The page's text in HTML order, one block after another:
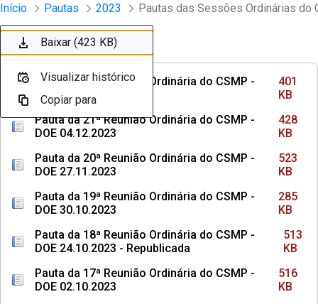
Pular para o Conteúdo principal
Sessões e Reuniões - Documentos
Início Pautas 2023
Ordenar Filtro
Pauta da 22ª Reunião Ordinária do CSMP -
DOE 18.12.2023
401
KB
Pauta da 21ª Reunião Ordinária do CSMP -
DOE 04.12.2023
428
KB
Pauta da 20ª Reunião Ordinária do CSMP -
DOE 27.11.2023
523
KB
Pauta da 19ª Reunião Ordinária do CSMP -
DOE 30.10.2023
285
KB
Pauta da 18ª Reunião Ordinária do CSMP -
DOE 24.10.2023 - Republicada
513
KB
Pauta da 17ª Reunião Ordinária do CSMP -
DOE 02.10.2023
516
KB
Baixar (401 KB)
Visualizar histórico
Copiar para
Baixar (428 KB)
Visualizar histórico
Copiar para
Baixar (523 KB)
Visualizar histórico
Copiar para
Baixar (285 KB)
Visualizar histórico
Copiar para
Baixar (513 KB)
Visualizar histórico
Copiar para
Baixar (516 KB)
Visualizar histórico
Copiar para
Baixar (136 KB)
Visualizar histórico
Copiar para
Baixar (107 KB)
Visualizar histórico
Copiar para
Baixar (463 KB)
Visualizar histórico
Copiar para
Baixar (423 KB)
Visualizar histórico
Copiar para